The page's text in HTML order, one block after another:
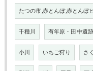
たつの市,赤とんぼ,赤とんぼ
千種川 有年原・田中遺跡
小川 いちご狩り さ